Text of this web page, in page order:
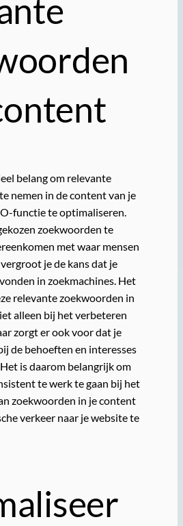
belang om relevante
nemen in de content van je
functie te optimaliseren.
zoekwoorden te
met waar mensen
je de kans dat je
in zoekmachines. Het
relevante zoekwoorden in
alleen bij het verbeteren
zorgt er ook voor dat je
de behoeften en interesses
is daarom belangrijk om
te werk te gaan bij het
zoekwoorden in je content
verkeer naar je website te